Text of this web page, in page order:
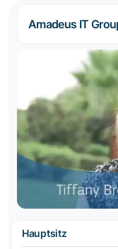
Amadeus IT
Hauptsitz